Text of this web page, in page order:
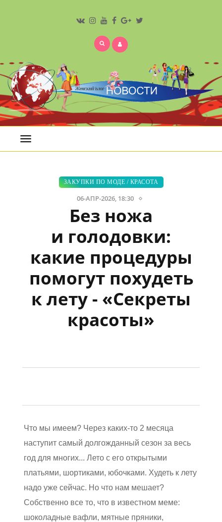
Открыть
меню
ЗАКУПКИ ПО МОДЕ / КРАСОТА
06-АПР-2026, 18:30
Без ножа
и голодовки:
какие процедуры
помогут похудеть
к лету - «Секреты
красоты»
Что мы имеем? Через каких-то 2 месяца
наступит самый долгожданный сезон за весь
год для многих... Лето с его открытыми
платьями, шортиками, юбочками. Худеть к лету
надо уже сейчас. Но что нам мешает?
Собственно все то, что в известном меме:
шоколадные вафли, мятные пряники,